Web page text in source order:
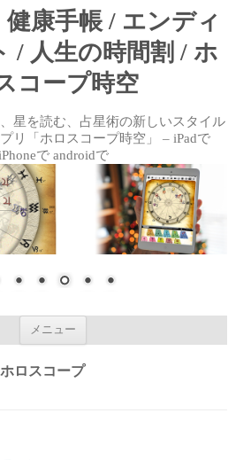
健康手帳 / エンディ
/ 人生の時間割 / ホ
コープ時空
星を読む、占星術の新しいスタイル
リ「ホロスコープ時空」 – iPadで
で androidで
メニュー
ホロスコープ